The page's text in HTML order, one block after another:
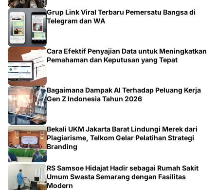
Grup Link Viral Terbaru Pemersatu Bangsa di
Telegram dan WA
Cara Efektif Penyajian Data untuk Meningkatkan
Pemahaman dan Keputusan yang Tepat
Bagaimana Dampak AI Terhadap Peluang Kerja
Gen Z Indonesia Tahun 2026
Bekali UKM Jakarta Barat Lindungi Merek dari
Plagiarisme, Telkom Gelar Pelatihan Strategi
Branding
RS Samsoe Hidajat Hadir sebagai Rumah Sakit
Umum Swasta Semarang dengan Fasilitas
Modern